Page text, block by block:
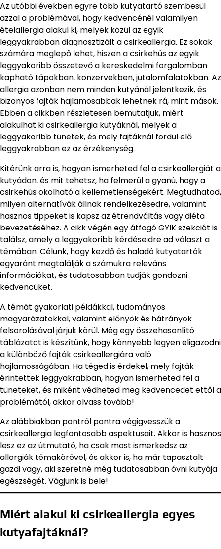
Az utóbbi években egyre több kutyatartó szembesül
azzal a problémával, hogy kedvencénél valamilyen
ételallergia alakul ki, melyek közül az egyik
leggyakrabban diagnosztizált a csirkeallergia. Ez sokak
számára meglepő lehet, hiszen a csirkehús az egyik
leggyakoribb összetevő a kereskedelmi forgalomban
kapható tápokban, konzervekben, jutalomfalatokban. Az
allergia azonban nem minden kutyánál jelentkezik, és
bizonyos fajták hajlamosabbak lehetnek rá, mint mások.
Ebben a cikkben részletesen bemutatjuk, miért
alakulhat ki csirkeallergia kutyáknál, melyek a
leggyakoribb tünetek, és mely fajtáknál fordul elő
leggyakrabban ez az érzékenység.
Kitérünk arra is, hogyan ismerheted fel a csirkeallergiát a
kutyádon, és mit tehetsz, ha felmerül a gyanú, hogy a
csirkehús okolható a kellemetlenségekért. Megtudhatod,
milyen alternatívák állnak rendelkezésedre, valamint
hasznos tippeket is kapsz az étrendváltás vagy diéta
bevezetéséhez. A cikk végén egy átfogó GYIK szekciót is
találsz, amely a leggyakoribb kérdéseidre ad választ a
témában. Célunk, hogy kezdő és haladó kutyatartók
egyaránt megtalálják a számukra releváns
információkat, és tudatosabban tudják gondozni
kedvencüket.
A témát gyakorlati példákkal, tudományos
magyarázatokkal, valamint előnyök és hátrányok
felsorolásával járjuk körül. Még egy összehasonlító
táblázatot is készítünk, hogy könnyebb legyen eligazodni
a különböző fajták csirkeallergiára való
hajlamosságában. Ha téged is érdekel, mely fajták
érintettek leggyakrabban, hogyan ismerheted fel a
tüneteket, és miként védheted meg kedvencedet ettől a
problémától, akkor olvass tovább!
Az alábbiakban pontról pontra végigvesszük a
csirkeallergia legfontosabb aspektusait. Akkor is hasznos
lesz ez az útmutató, ha csak most ismerkedsz az
allergiák témakörével, és akkor is, ha már tapasztalt
gazdi vagy, aki szeretné még tudatosabban óvni kutyája
egészségét. Vágjunk is bele!
Miért alakul ki csirkeallergia egyes
kutyafajtáknál?